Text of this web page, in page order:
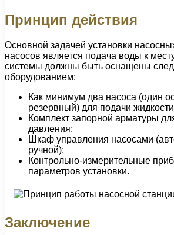
Принцип действия
Основной задачей установки
насосов является подача воды к
системы должны быть оснащены
оборудованием:
Как минимум два насоса (один
резервный) для подачи
Комплект запорной арматуры
давления;
Шкаф управления насосами
ручной);
Контрольно-измерительные
параметров установки.
Заключение